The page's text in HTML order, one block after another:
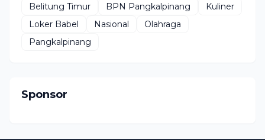
Belitung Timur
BPN Pangkalpinang
Kuliner
Loker Babel
Nasional
Olahraga
Pangkalpinang
Sponsor